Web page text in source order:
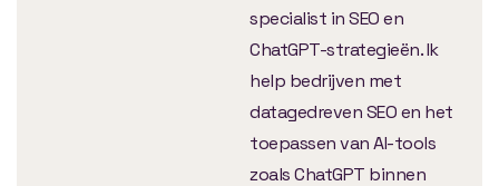
specialist in SEO en
ChatGPT-strategieën. Ik
help bedrijven met
datagedreven SEO en het
toepassen van AI-tools
zoals ChatGPT binnen